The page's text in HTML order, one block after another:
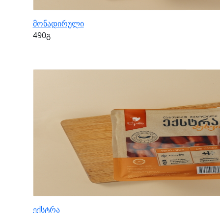
მონადირული
490გ
ექსტრა